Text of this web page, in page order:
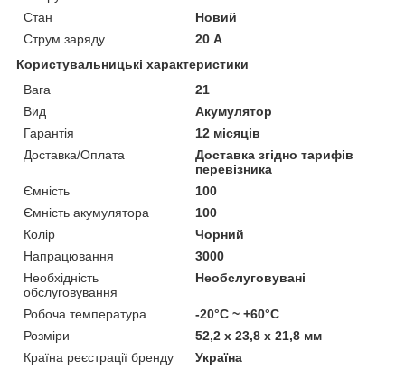
Стан
Новий
Струм заряду
20 А
Користувальницькі характеристики
Вага
21
Вид
Акумулятор
Гарантія
12 місяців
Доставка/Оплата
Доставка згідно тарифів
перевізника
Ємність
100
Ємність акумулятора
100
Колір
Чорний
Напрацювання
3000
Необхідність
обслуговування
Необслуговувані
Робоча температура
-20°C ~ +60°C
Розміри
52,2 x 23,8 x 21,8 мм
Країна реєстрації бренду
Україна